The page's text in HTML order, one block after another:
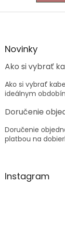
Z
äNovinky
Ako si vybrať
Ako si vybrať
ideálnym
Doručenie
Doručenie
platbou na
Instagram